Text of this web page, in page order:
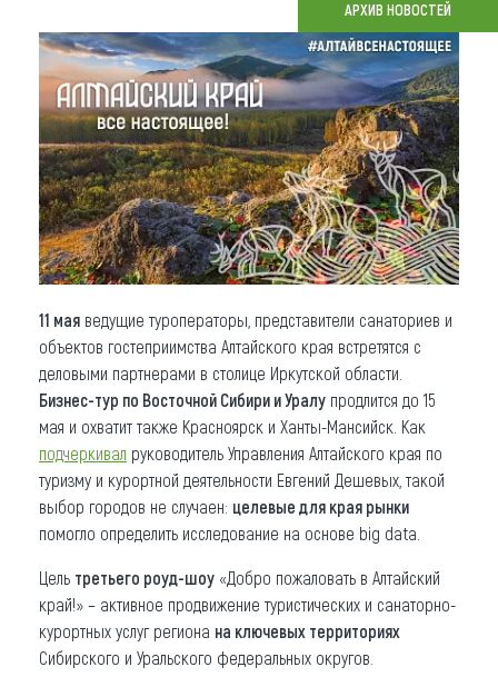
Что привезти (сувениры)
О регионе
Коллекция впечатлений
Другие рубрики
АРХИВ НОВОСТЕЙ
11 мая ведущие туроператоры, представители санаториев и
объектов гостеприимства Алтайского края встретятся с
деловыми партнерами в столице Иркутской области.
Бизнес-тур по Восточной Сибири и Уралу продлится до 15
мая и охватит также Красноярск и Ханты-Мансийск. Как
подчеркивал руководитель Управления Алтайского края по
туризму и курортной деятельности Евгений Дешевых, такой
выбор городов не случаен: целевые для края рынки
помогло определить исследование на основе big data.
Цель третьего роуд-шоу «Добро пожаловать в Алтайский
край!» – активное продвижение туристических и санаторно-
курортных услуг региона на ключевых территориях
Сибирского и Уральского федеральных округов.